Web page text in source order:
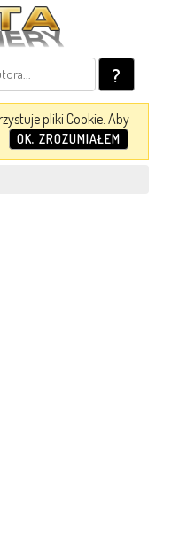
?
pliki Cookie. Aby
OK, ZROZUMIAŁEM